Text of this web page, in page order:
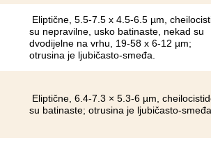
Eliptične, 5.5-7.5 x 4.5-6.5 µm,
su nepravilne, usko batinaste, nekad su
dvodijelne na vrhu, 19-58 x 6-12 µm;
otrusina je ljubičasto-smeđa.
Eliptične, 6.4-7.3 × 5.3-6 µm,
su batinaste; otrusina je ljubičasto-